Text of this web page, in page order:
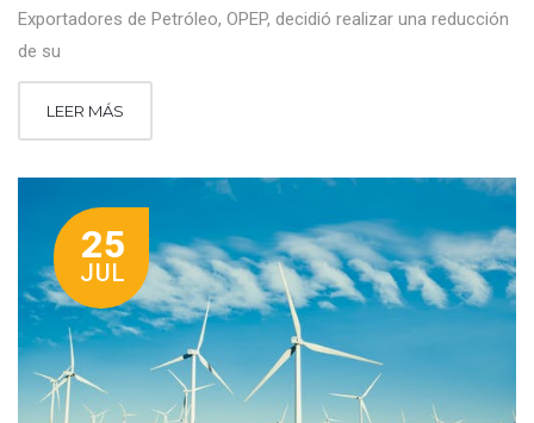
Exportadores de Petróleo, OPEP, decidió realizar una reducción
de su
LEER MÁS
25
JUL